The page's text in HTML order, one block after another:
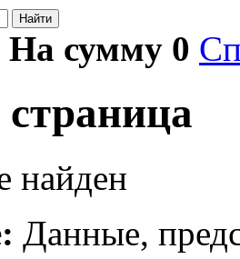
Найти
На сумму 0
найден
Данные,